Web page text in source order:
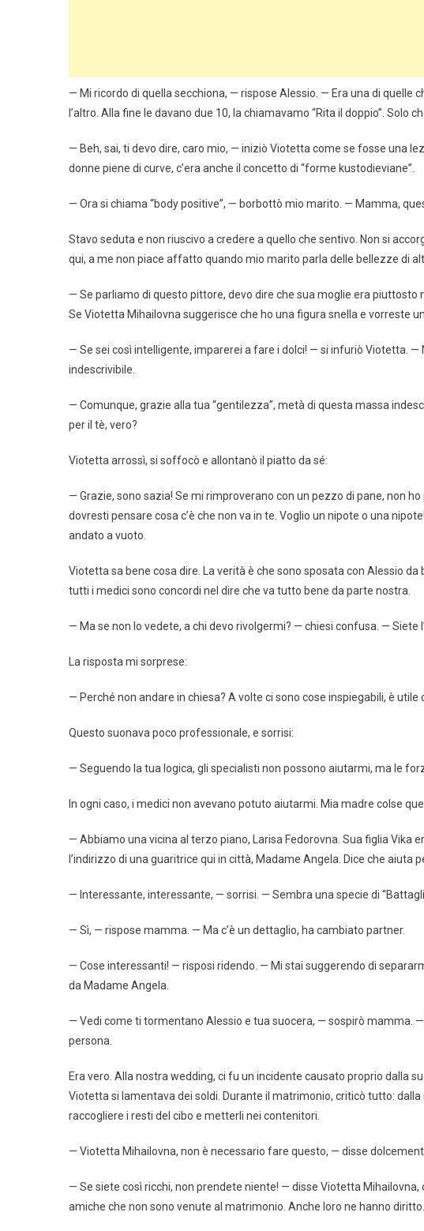
— Mi ricordo di quella secchiona, — rispose Alessio. — Era una di quelle
l’altro. Alla fine le davano due 10, la chiamavamo “Rita il doppio”. Solo
— Beh, sai, ti devo dire, caro mio, — iniziò Viotetta come se fosse una
donne piene di curve, c’era anche il concetto di “forme kustodieviane”.
— Ora si chiama “body positive”, — borbottò mio marito. — Mamma,
Stavo seduta e non riuscivo a credere a quello che sentivo. Non si
qui, a me non piace affatto quando mio marito parla delle bellezze di
— Se parliamo di questo pittore, devo dire che sua moglie era
Se Viotetta Mihailovna suggerisce che ho una figura snella e vorreste
— Se sei così intelligente, imparerei a fare i dolci! — si infuriò Viotetta. —
indescrivibile.
— Comunque, grazie alla tua “gentilezza”, metà di questa massa
per il tè, vero?
Viotetta arrossì, si soffocò e allontanò il piatto da sé:
— Grazie, sono sazia! Se mi rimproverano con un pezzo di pane, non
dovresti pensare cosa c’è che non va in te. Voglio un nipote o una
andato a vuoto.
Viotetta sa bene cosa dire. La verità è che sono sposata con Alessio
tutti i medici sono concordi nel dire che va tutto bene da parte nostra.
— Ma se non lo vedete, a chi devo rivolgermi? — chiesi confusa. — Siete
La risposta mi sorprese:
— Perché non andare in chiesa? A volte ci sono cose inspiegabili, è
Questo suonava poco professionale, e sorrisi:
— Seguendo la tua logica, gli specialisti non possono aiutarmi, ma le
In ogni caso, i medici non avevano potuto aiutarmi. Mia madre colse
— Abbiamo una vicina al terzo piano, Larisa Fedorovna. Sua figlia Vika
l’indirizzo di una guaritrice qui in città, Madame Angela. Dice che aiuta
— Interessante, interessante, — sorrisi. — Sembra una specie di
— Sì, — rispose mamma. — Ma c’è un dettaglio, ha cambiato partner.
— Cose interessanti! — risposi ridendo. — Mi stai suggerendo di
da Madame Angela.
— Vedi come ti tormentano Alessio e tua suocera, — sospirò mamma.
persona.
Era vero. Alla nostra wedding, ci fu un incidente causato proprio dalla
Viotetta si lamentava dei soldi. Durante il matrimonio, criticò tutto:
raccogliere i resti del cibo e metterli nei contenitori.
— Viotetta Mihailovna, non è necessario fare questo, — disse
— Se siete così ricchi, non prendete niente! — disse Viotetta
amiche che non sono venute al matrimonio. Anche loro ne hanno diritto.